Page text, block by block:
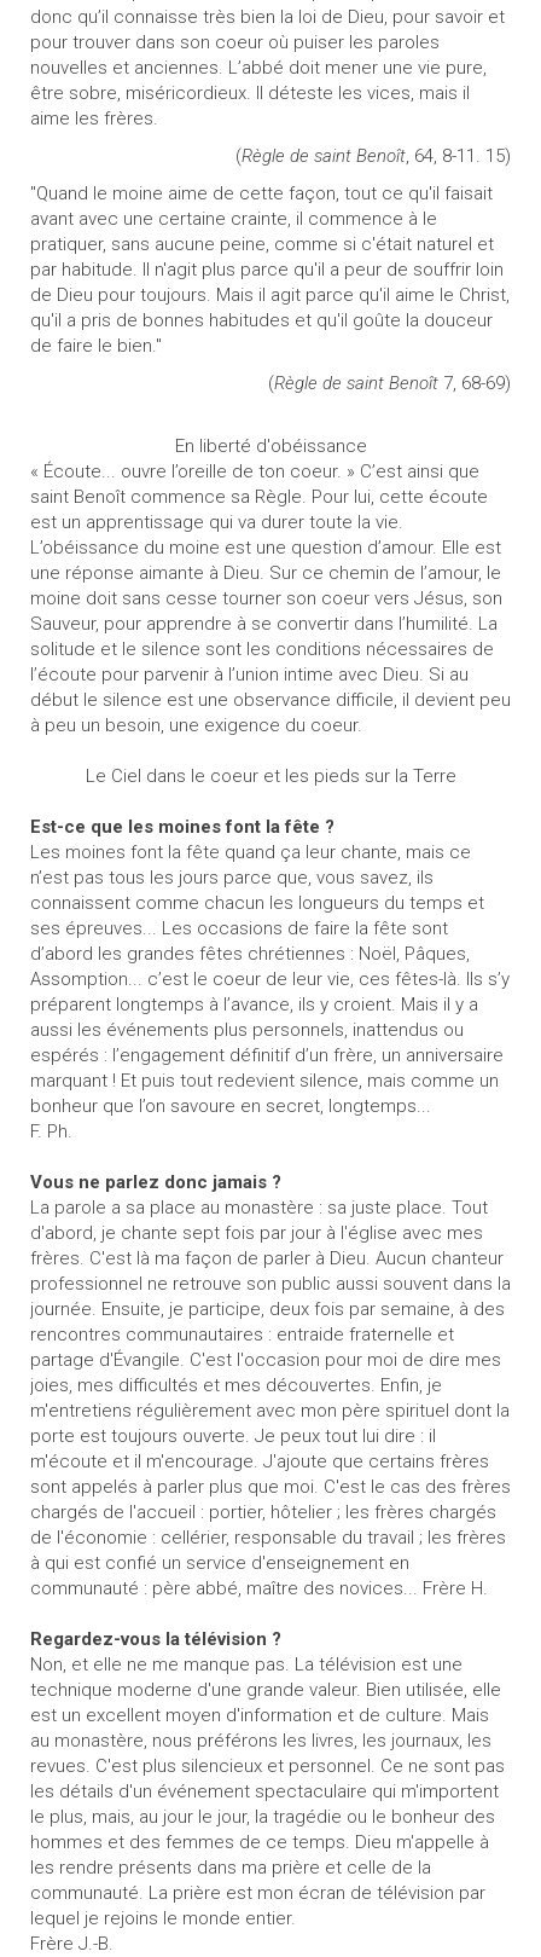
donc qu’il connaisse très bien la loi de Dieu, pour savoir et
pour trouver dans son coeur où puiser les paroles
nouvelles et anciennes. L’abbé doit mener une vie pure,
être sobre, miséricordieux. Il déteste les vices, mais il
aime les frères.
(Règle de saint Benoît, 64, 8-11. 15)
"Quand le moine aime de cette façon, tout ce qu'il faisait
avant avec une certaine crainte, il commence à le
pratiquer, sans aucune peine, comme si c'était naturel et
par habitude. Il n'agit plus parce qu'il a peur de souffrir loin
de Dieu pour toujours. Mais il agit parce qu'il aime le Christ,
qu'il a pris de bonnes habitudes et qu'il goûte la douceur
de faire le bien."
(Règle de saint Benoît 7, 68-69)
En liberté d'obéissance
« Écoute... ouvre l’oreille de ton coeur. » C’est ainsi que
saint Benoît commence sa Règle. Pour lui, cette écoute
est un apprentissage qui va durer toute la vie.
L’obéissance du moine est une question d’amour. Elle est
une réponse aimante à Dieu. Sur ce chemin de l’amour, le
moine doit sans cesse tourner son coeur vers Jésus, son
Sauveur, pour apprendre à se convertir dans l’humilité. La
solitude et le silence sont les conditions nécessaires de
l’écoute pour parvenir à l’union intime avec Dieu. Si au
début le silence est une observance difficile, il devient peu
à peu un besoin, une exigence du coeur.
Le Ciel dans le coeur et les pieds sur la Terre
Est-ce que les moines font la fête ?
Les moines font la fête quand ça leur chante, mais ce
n’est pas tous les jours parce que, vous savez, ils
connaissent comme chacun les longueurs du temps et
ses épreuves... Les occasions de faire la fête sont
d’abord les grandes fêtes chrétiennes : Noël, Pâques,
Assomption... c’est le coeur de leur vie, ces fêtes-là. Ils s’y
préparent longtemps à l’avance, ils y croient. Mais il y a
aussi les événements plus personnels, inattendus ou
espérés : l’engagement définitif d’un frère, un anniversaire
marquant ! Et puis tout redevient silence, mais comme un
bonheur que l’on savoure en secret, longtemps...
F. Ph.
Vous ne parlez donc jamais ?
La parole a sa place au monastère : sa juste place. Tout
d'abord, je chante sept fois par jour à l'église avec mes
frères. C'est là ma façon de parler à Dieu. Aucun chanteur
professionnel ne retrouve son public aussi souvent dans la
journée. Ensuite, je participe, deux fois par semaine, à des
rencontres communautaires : entraide fraternelle et
partage d'Évangile. C'est l'occasion pour moi de dire mes
joies, mes difficultés et mes découvertes. Enfin, je
m'entretiens régulièrement avec mon père spirituel dont la
porte est toujours ouverte. Je peux tout lui dire : il
m'écoute et il m'encourage. J'ajoute que certains frères
sont appelés à parler plus que moi. C'est le cas des frères
chargés de l'accueil : portier, hôtelier ; les frères chargés
de l'économie : cellérier, responsable du travail ; les frères
à qui est confié un service d'enseignement en
communauté : père abbé, maître des novices... Frère H.
Regardez-vous la télévision ?
Non, et elle ne me manque pas. La télévision est une
technique moderne d'une grande valeur. Bien utilisée, elle
est un excellent moyen d'information et de culture. Mais
au monastère, nous préférons les livres, les journaux, les
revues. C'est plus silencieux et personnel. Ce ne sont pas
les détails d'un événement spectaculaire qui m'importent
le plus, mais, au jour le jour, la tragédie ou le bonheur des
hommes et des femmes de ce temps. Dieu m'appelle à
les rendre présents dans ma prière et celle de la
communauté. La prière est mon écran de télévision par
lequel je rejoins le monde entier.
Frère J.-B.